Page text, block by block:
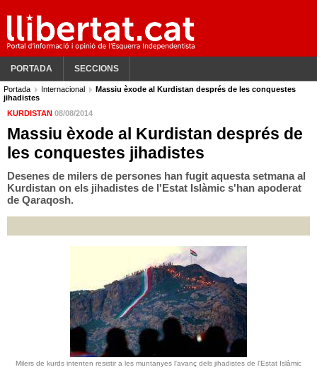
PORTADA SECCIONS
Portada Internacional
Massiu èxode al Kurdistan després de les conquestes
jihadistes
KURDISTAN 08/08/2014
Massiu èxode al Kurdistan després de
les conquestes jihadistes
Desenes de milers de persones han fugit aquesta setmana al
Kurdistan on els jihadistes de l'Estat Islàmic s'han apoderat
de Qaraqosh.
Milers de kurds intenten resistir a les muntanyes l'avanç dels jihadistes de l'Estat Islàmic